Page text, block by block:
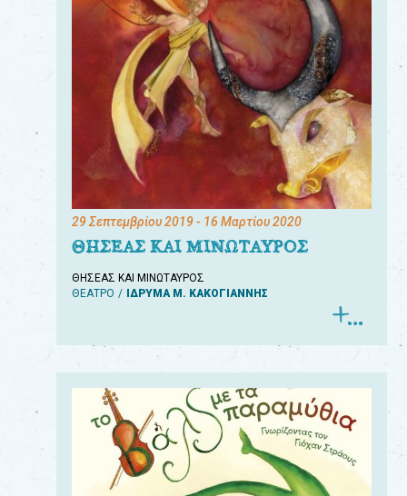
29 Σεπτεμβρίου 2019- 16 Μαρτίου 2020
ΘΗΣΕΑΣ ΚΑΙ ΜΙΝΩΤΑΥΡΟΣ
ΘΗΣΕΑΣ ΚΑΙ ΜΙΝΩΤΑΥΡΟΣ
ΘΕΑΤΡΟ
ΙΔΡΥΜΑ Μ. ΚΑΚΟΓΙΑΝΝΗΣ